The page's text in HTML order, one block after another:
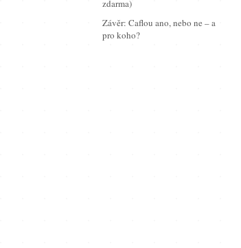
zdarma)
Závěr: Caflou ano, nebo ne – a
pro koho?